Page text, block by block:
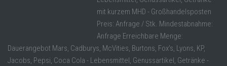
mit kurzem MHD - Großhandelsposten
Preis: Anfrage / Stk. Mindestabnahme:
Anfrage Erreichbare Menge:
Dauerangebot Mars, Cadburys, McVities, Burtons, Fox’s, Lyons, KP,
Jacobs, Pepsi, Coca Cola - Lebensmittel, Genussartikel, Getränke -